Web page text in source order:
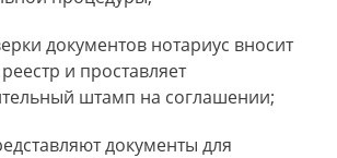
документов нотариус вносит
и проставляет
штамп на соглашении;
документы для